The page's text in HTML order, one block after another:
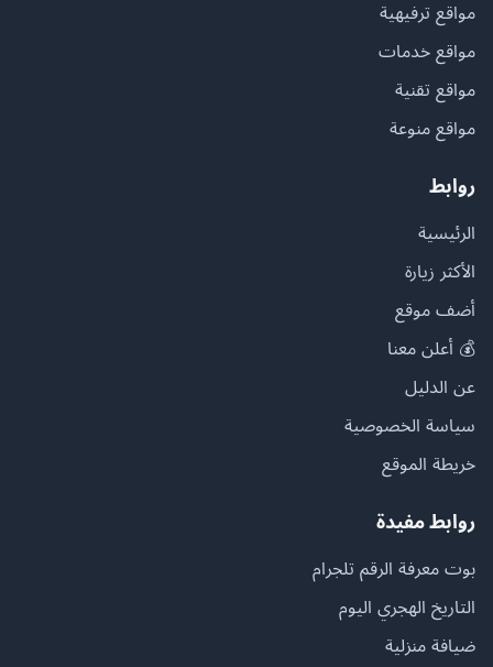
مواقع ترفيهية
مواقع خدمات
مواقع تقنية
مواقع منوعة
روابط
الرئيسية
الأكثر زيارة
أضف موقع
💰 أعلن معنا
عن الدليل
سياسة الخصوصية
خريطة الموقع
روابط مفيدة
بوت معرفة الرقم تلجرام
التاريخ الهجري اليوم
ضيافة منزلية